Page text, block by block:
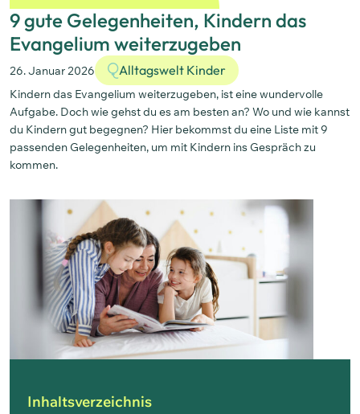
9 gute Gelegenheiten, Kindern das
Evangelium weiterzugeben
26. Januar 2026 Alltagswelt Kinder
Kindern das Evangelium weiterzugeben, ist eine wundervolle
Aufgabe. Doch wie gehst du es am besten an? Wo und wie kannst
du Kindern gut begegnen? Hier bekommst du eine Liste mit 9
passenden Gelegenheiten, um mit Kindern ins Gespräch zu
kommen.
Inhaltsverzeichnis